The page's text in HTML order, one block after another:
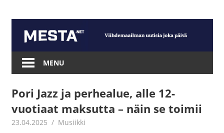
content
Mesta.net
MENU
Pori Jazz ja perhealue, alle 12-
vuotiaat maksutta – näin se toimii
23.04.2025 Juha Kaunisto
Musiikki